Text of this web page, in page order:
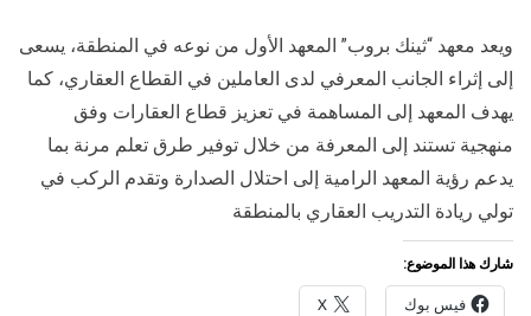
ويعد معهد “ثينك بروب” المعهد الأول من نوعه في المنطقة، يسعى
إلى إثراء الجانب المعرفي لدى العاملين في القطاع العقاري، كما
يهدف المعهد إلى المساهمة في تعزيز قطاع العقارات وفق
منهجية تستند إلى المعرفة من خلال توفير طرق تعلم مرنة بما
يدعم رؤية المعهد الرامية إلى احتلال الصدارة وتقدم الركب في
تولي ريادة التدريب العقاري بالمنطقة
شارك هذا الموضوع:
فيس بوك X